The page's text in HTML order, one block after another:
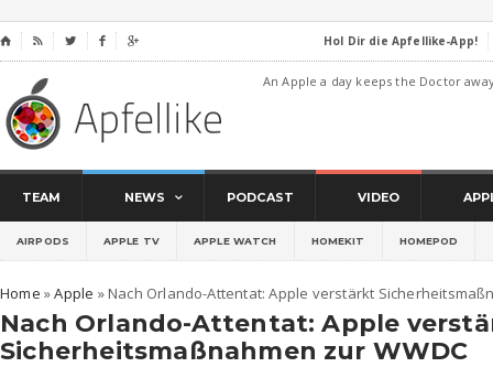
⌂     Hol Dir die Apfellike-App!
An Apple a day keeps the Doctor
TEAM NEWS PODCAST VIDEO
AIRPODS APPLE TV APPLE WATCH HOMEKIT HOMEPOD
Home »Apple » Nach Orlando-Attentat: Apple verstärkt
Nach Orlando-Attentat: Apple
Sicherheitsmaßnahmen zur WWDC